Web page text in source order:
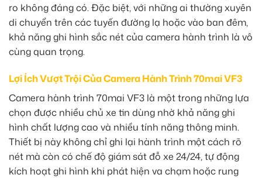
ro không đáng có. Đặc biệt, với những ai thường xuyên
di chuyển trên các tuyến đường lạ hoặc vào ban đêm,
khả năng ghi hình sắc nét của camera hành trình là vô
cùng quan trọng.
Lợi Ích Vượt Trội Của Camera Hành Trình 70mai VF3
Camera hành trình 70mai VF3 là một trong những lựa
chọn được nhiều chủ xe tin dùng nhờ khả năng ghi
hình chất lượng cao và nhiều tính năng thông minh.
Thiết bị này không chỉ ghi lại hành trình một cách rõ
nét mà còn có chế độ giám sát đỗ xe 24/24, tự động
kích hoạt ghi hình khi phát hiện va chạm hoặc rung